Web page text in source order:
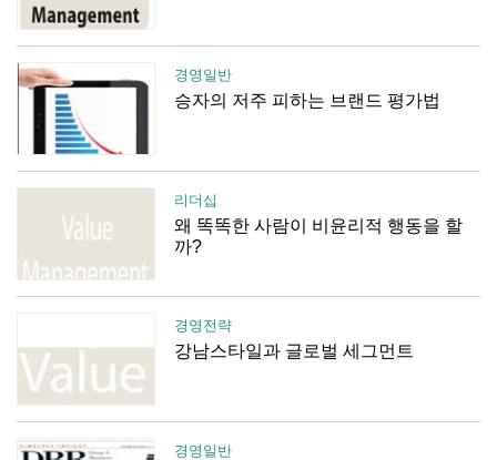
경영일반
승자의 저주 피하는 브랜드 평가법
리더십
왜 똑똑한 사람이 비윤리적 행동을 할
까?
경영전략
강남스타일과 글로벌 세그먼트
경영일반